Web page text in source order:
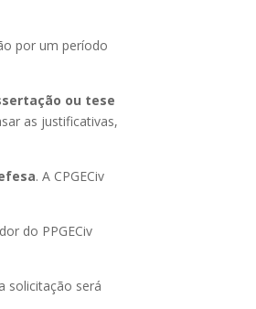
por um período
ou tese
as justificativas,
.A CPGECiv
do PPGECiv
solicitação será